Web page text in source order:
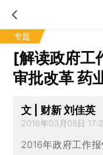
专题
[解读政府工
审批改革 药
文 | 财新 刘佳英
2016年03月05日
2016年政府工作